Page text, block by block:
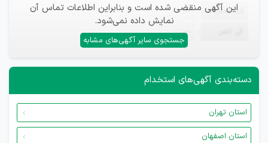
این آگهی منقضی شده است و بنابراین اطلاعات تماس آن
نمایش داده نمی‌شود.
جستجوی سایر آگهی‌های مشابه
ایمیل —
—
دسته‌بندی آگهی‌های استخدام
استان تهران
استان اصفهان